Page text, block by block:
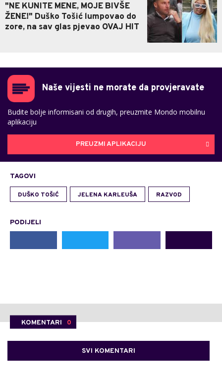
"NE KUNITE MENE, MOJE BIVŠE
ŽENE!" Duško Tošić lumpovao do
zore, na sav glas pjevao OVAJ HIT
Naše vijesti ne morate da provjeravate
Budite bolje informisani od drugih, preuzmite Mondo mobilnu
aplikaciju
PREUZMI APLIKACIJU
TAGOVI
DUŠKO TOŠIĆ JELENA KARLEUŠA RAZVOD
PODIJELI
KOMENTARI 0
SVI KOMENTARI